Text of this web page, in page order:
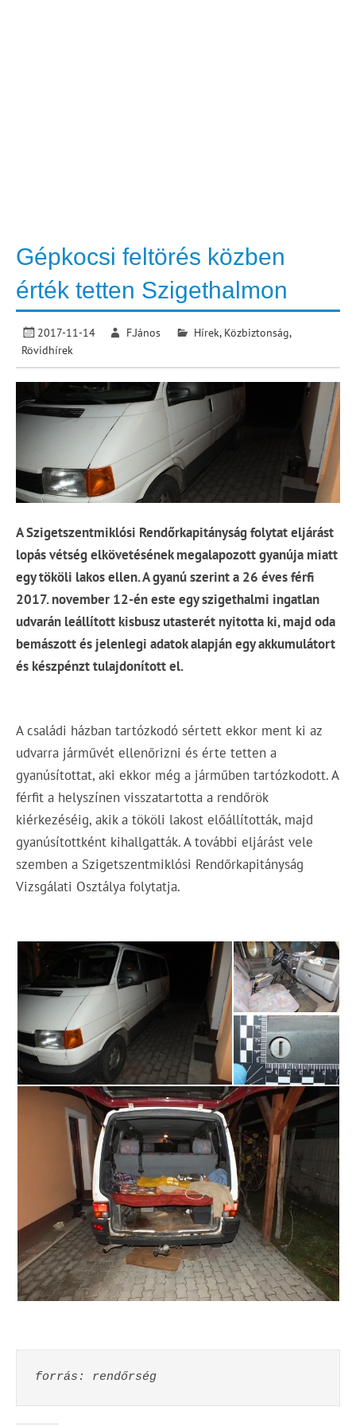
Gépkocsi feltörés közben
érték tetten Szigethalmon
2017-11-14 F.János Hírek, Közbiztonság,
Rövidhírek
A Szigetszentmiklósi Rendőrkapitányság folytat eljárást
lopás vétség elkövetésének megalapozott gyanúja miatt
egy tököli lakos ellen. A gyanú szerint a 26 éves férfi
2017. november 12-én este egy szigethalmi ingatlan
udvarán leállított kisbusz utasterét nyitotta ki, majd oda
bemászott és jelenlegi adatok alapján egy akkumulátort
és készpénzt tulajdonított el.
A családi házban tartózkodó sértett ekkor ment ki az
udvarra járművét ellenőrizni és érte tetten a
gyanúsítottat, aki ekkor még a járműben tartózkodott. A
férfit a helyszínen visszatartotta a rendőrök
kiérkezéséig, akik a tököli lakost előállították, majd
gyanúsítottként kihallgatták. A további eljárást vele
szemben a Szigetszentmiklósi Rendőrkapitányság
Vizsgálati Osztálya folytatja.
forrás: rendőrség